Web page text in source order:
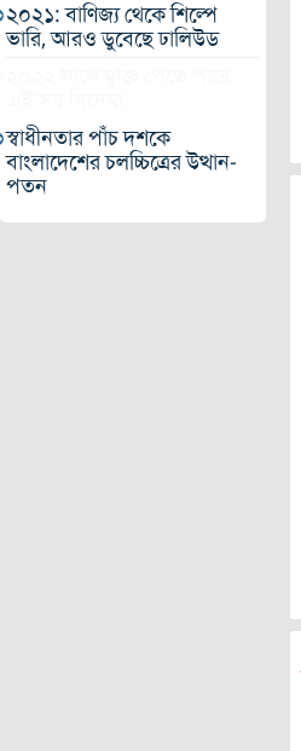
২০২১: বাণিজ্য থেকে শিল্পে
ভারি, আরও ডুবেছে ঢালিউড
স্বাধীনতার পাঁচ দশকে
বাংলাদেশের চলচ্চিত্রের উত্থান-
পতন